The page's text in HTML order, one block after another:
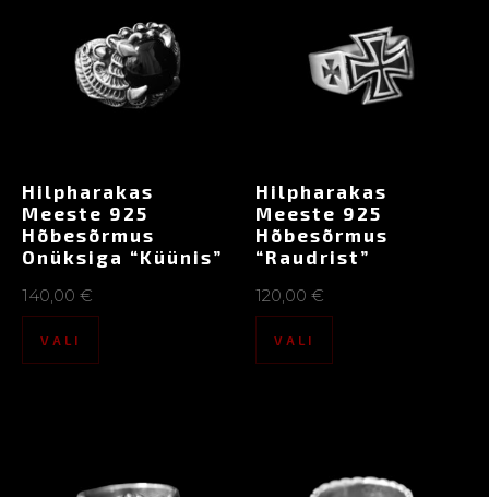
Hilpharakas
Meeste 925
Hõbesõrmus
Onüksiga “Küünis”
140,00 €
VALI
Hilpharakas
Meeste 925
Hõbesõrmus
“Raudrist”
120,00 €
VALI